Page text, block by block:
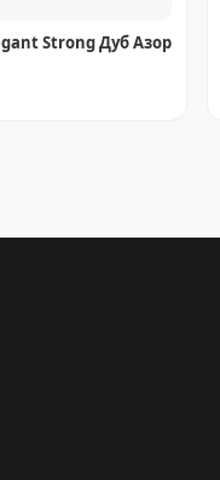
Strong Дуб Азор